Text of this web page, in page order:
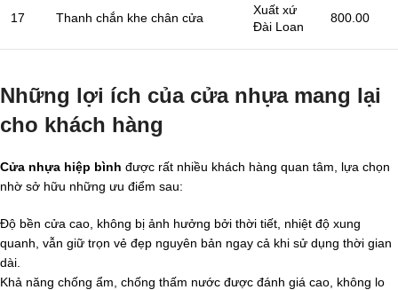
17 Thanh chắn khe chân cửa
Xuất xứ
Đài Loan
800.00
Những lợi ích của cửa nhựa mang lại
cho khách hàng
Cửa nhựa hiệp bình được rất nhiều khách hàng quan tâm, lựa chọn
nhờ sở hữu những ưu điểm sau:
Độ bền cửa cao, không bị ảnh hưởng bởi thời tiết, nhiệt độ xung
quanh, vẫn giữ trọn vẻ đẹp nguyên bản ngay cả khi sử dụng thời gian
dài.
Khả năng chống ẩm, chống thấm nước được đánh giá cao, không lo